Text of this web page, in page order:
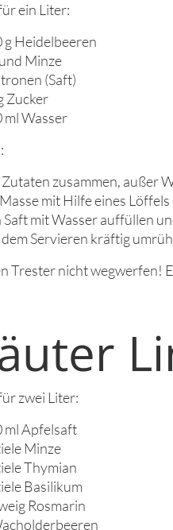
ein Liter:
g Heidelbeeren
Minze
(Saft)
Zucker
ml Wasser
Zutaten zusammen, außer
mit Hilfe eines
Saft mit Wasser auffüllen
Servieren kräftig
Trester nicht wegwerfen!
zwei Liter:
ml Apfelsaft
Minze
Thymian
Basilikum
Rosmarin